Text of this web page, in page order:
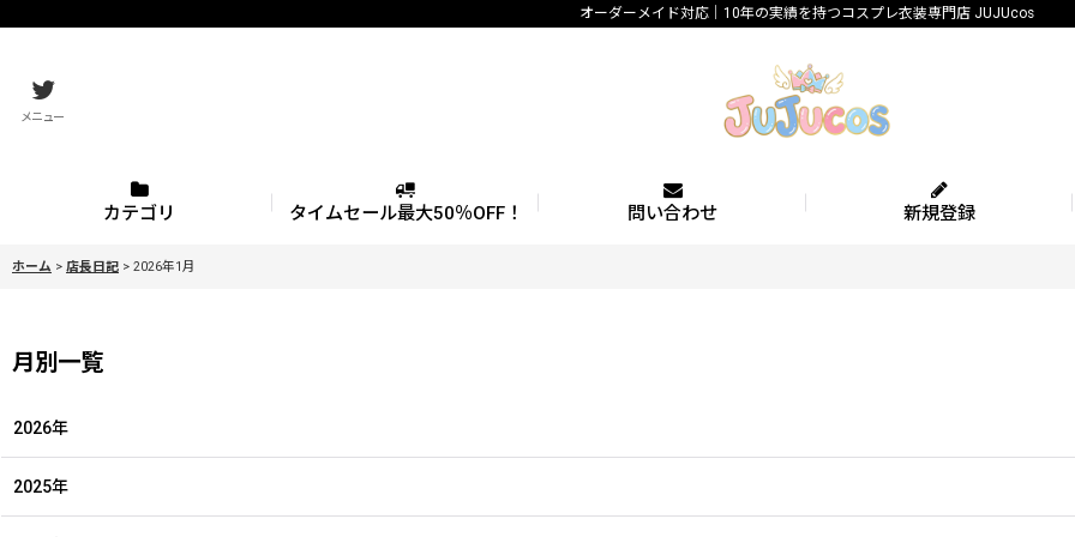
オーダーメイド対応｜10年の実績を持つコスプレ衣装専門店 JUJUcos
メニュー
カテゴリ タイムセール最大50％OFF！ 問い合わせ 新規登録
ホーム > 店長日記 > 2026年1月
月別一覧
2026年
2025年